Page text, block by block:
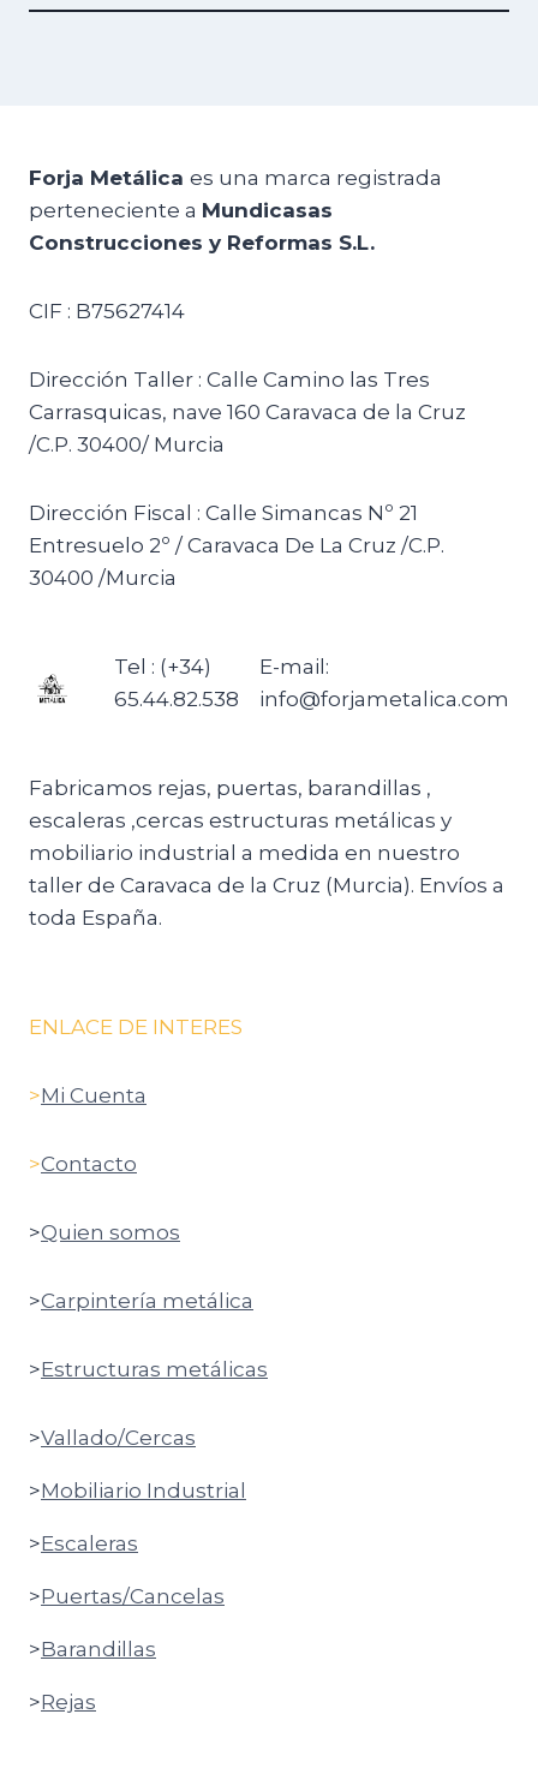
Forja Metálica es una marca registrada
perteneciente a Mundicasas
Construcciones y Reformas S.L.
CIF : B75627414
Dirección Taller : Calle Camino las Tres
Carrasquicas, nave 160 Caravaca de la Cruz
/C.P. 30400/ Murcia
Dirección Fiscal : Calle Simancas Nº 21
Entresuelo 2º / Caravaca De La Cruz /C.P.
30400 /Murcia
Tel : (+34)
65.44.82.538
E-mail:
info@forjametalica.com
Fabricamos rejas, puertas, barandillas ,
escaleras ,cercas estructuras metálicas y
mobiliario industrial a medida en nuestro
taller de Caravaca de la Cruz (Murcia). Envíos a
toda España.
ENLACE DE INTERES
>Mi Cuenta
>Contacto
>Quien somos
>Carpintería metálica
>Estructuras metálicas
>Vallado/Cercas
>Mobiliario Industrial
>Escaleras
>Puertas/Cancelas
>Barandillas
>Rejas